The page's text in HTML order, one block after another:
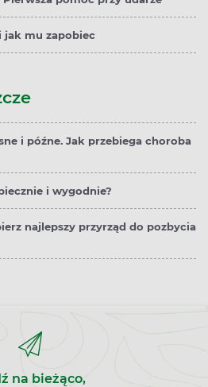
jak mu zapobiec
i późne. Jak przebiega choroba
i wygodnie?
najlepszy przyrząd do pozbycia
na bieżąco,